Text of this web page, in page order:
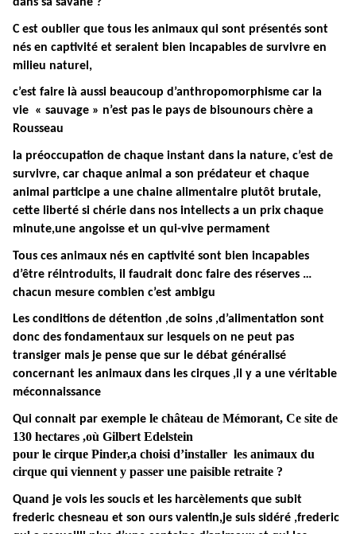
C est oublier que tous les animaux qui sont présentés sont
nés en captivité et seraient bien incapables de survivre en
milieu naturel,
c’est faire là aussi beaucoup d’anthropomorphisme car la
vie « sauvage » n’est pas le pays de bisounours chère a
Rousseau
la préoccupation de chaque instant dans la nature, c’est de
survivre, car chaque animal a son prédateur et chaque
animal participe a une chaine alimentaire plutôt brutale,
cette liberté si chérie dans nos intellects a un prix chaque
minute,une angoisse et un qui-vive permament
Tous ces animaux nés en captivité sont bien incapables
d’être réintroduits, il faudrait donc faire des réserves …
chacun mesure combien c’est ambigu
Les conditions de détention ,de soins ,d’alimentation sont
donc des fondamentaux sur lesquels on ne peut pas
transiger mais je pense que sur le débat généralisé
concernant les animaux dans les cirques ,il y a une véritable
méconnaissance
Qui connait par exemple le château de Mémorant, Ce site de
130 hectares ,où Gilbert Edelstein
pour le cirque Pinder,a choisi d’installer les animaux du
cirque qui viennent y passer une paisible retraite ?
Quand je vois les soucis et les harcèlements que subit
frederic chesneau et son ours valentin,je suis sidéré ,frederic